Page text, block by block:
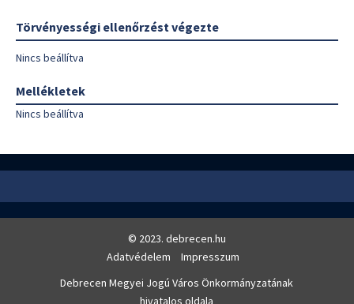
Törvényességi ellenőrzést végezte
Nincs beállítva
Mellékletek
Nincs beállítva
© 2023. debrecen.hu
Adatvédelem
Impresszum
Debrecen Megyei Jogú Város Önkormányzatának
hivatalos oldala